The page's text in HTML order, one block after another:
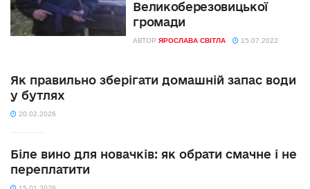
Великоберезовицької
громади
АВТОР ЯРОСЛАВА СВІТЛА 15.07.2022
Як правильно зберігати домашній запас води
у бутлях
20.02.2026
Біле вино для новачків: як обрати смачне і не
переплатити